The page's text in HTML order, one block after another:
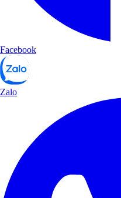
Facebook
Zalo